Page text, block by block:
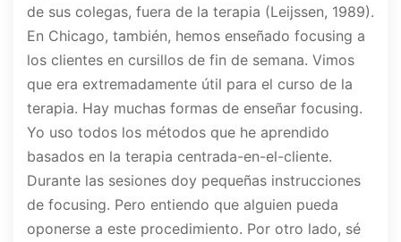
de sus colegas, fuera de la terapia (Leijssen, 1989).
En Chicago, también, hemos enseñado focusing a
los clientes en cursillos de fin de semana. Vimos
que era extremadamente útil para el curso de la
terapia. Hay muchas formas de enseñar focusing.
Yo uso todos los métodos que he aprendido
basados en la terapia centrada-en-el-cliente.
Durante las sesiones doy pequeñas instrucciones
de focusing. Pero entiendo que alguien pueda
oponerse a este procedimiento. Por otro lado, sé